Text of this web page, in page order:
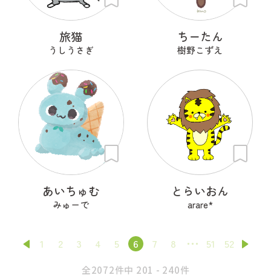
旅猫
うしうさぎ
ちーたん
樹野こずえ
あいちゅむ
みゅーで
とらいおん
arare*
1 2 3 4 5 6 7 8 51 52
全2072件中 201 - 240件